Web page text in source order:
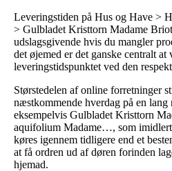
Leveringstiden på Hus og Have >
> Gulbladet Kristtorn Madame
udslagsgivende hvis du mangler
det øjemed er det ganske centralt at
leveringstidspunktet ved den
Størstedelen af online forretninger
næstkommende hverdag på en
eksempelvis Gulbladet Kristtorn
aquifolium Madame…, som
køres igennem tidligere end et
at få ordren ud af døren forinden
hjemad.